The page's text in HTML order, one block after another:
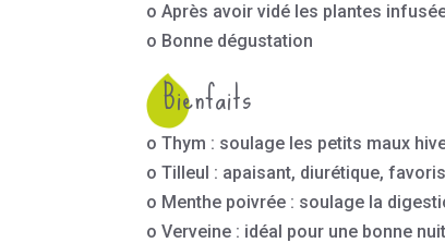
o Après avoir vidé les plantes
o Bonne dégustation
Bienfaits
o Thym : soulage les petits maux
o Tilleul : apaisant, diurétique,
o Menthe poivrée : soulage la
o Verveine : idéal pour une bonne